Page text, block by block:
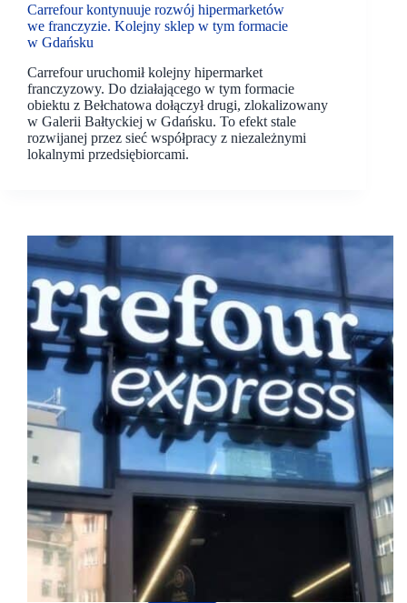
Carrefour kontynuuje rozwój hipermarketów
we franczyzie. Kolejny sklep w tym formacie
w Gdańsku
Carrefour uruchomił kolejny hipermarket
franczyzowy. Do działającego w tym formacie
obiektu z Bełchatowa dołączył drugi, zlokalizowany
w Galerii Bałtyckiej w Gdańsku. To efekt stale
rozwijanej przez sieć współpracy z niezależnymi
lokalnymi przedsiębiorcami.